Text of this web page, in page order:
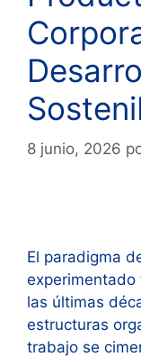
8 junio, 2026
El paradigma
experimentado
las últimas
estructuras
trabajo se